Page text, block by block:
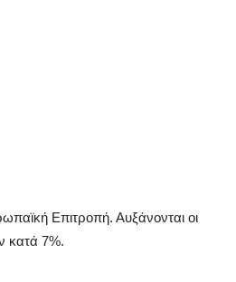
Επιτροπή. Αυξάνονται οι
κατά 7%.